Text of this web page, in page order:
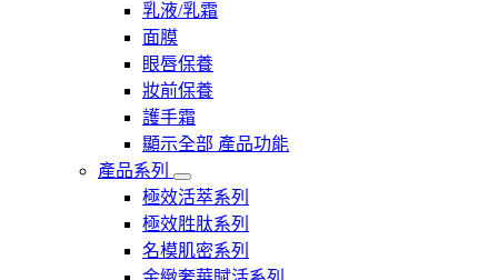
乳液/乳霜
面膜
眼唇保養
妝前保養
護手霜
顯示全部 產品功能
產品系列
極效活萃系列
極效胜肽系列
名模肌密系列